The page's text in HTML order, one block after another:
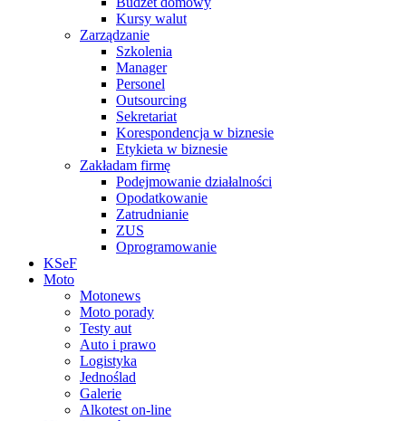
Kursy walut
Zarządzanie
Szkolenia
Manager
Personel
Outsourcing
Sekretariat
Korespondencja w biznesie
Etykieta w biznesie
Zakładam firmę
Podejmowanie działalności
Opodatkowanie
Zatrudnianie
ZUS
Oprogramowanie
KSeF
Moto
Motonews
Moto porady
Testy aut
Auto i prawo
Logistyka
Jednoślad
Galerie
Alkotest on-line